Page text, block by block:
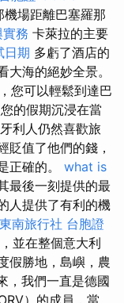
場距離巴塞羅那
務 卡萊拉的主要
日期 多虧了酒店的
海的絕妙全景。
您可以輕鬆到達巴
的假期沉浸在當
利人仍然喜歡旅
貶值了他們的錢，
正確的。 what is
最後一刻提供的最
人提供了有利的機
東南旅行社 台胞證
並在整個意大利
假勝地，島嶼，農
，我們一直是德國
）的成員，當